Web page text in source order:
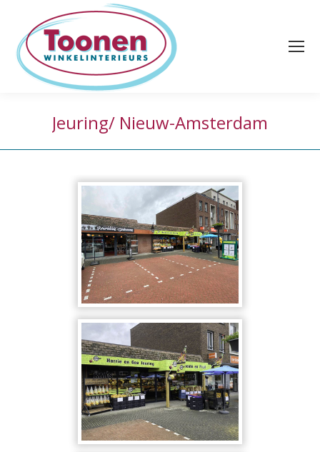
Jeuring/ Nieuw-Amsterdam